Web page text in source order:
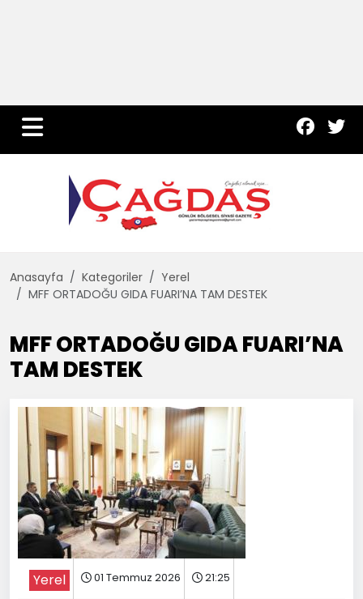
Teknoloji
Anasayfa Kategoriler
Yerel
MFF ORTADOĞU GIDA FUARI’NA TAM DESTEK
MFF ORTADOĞU GIDA FUARI’NA
TAM DESTEK
Yerel 01 Temmuz 2026 21:25